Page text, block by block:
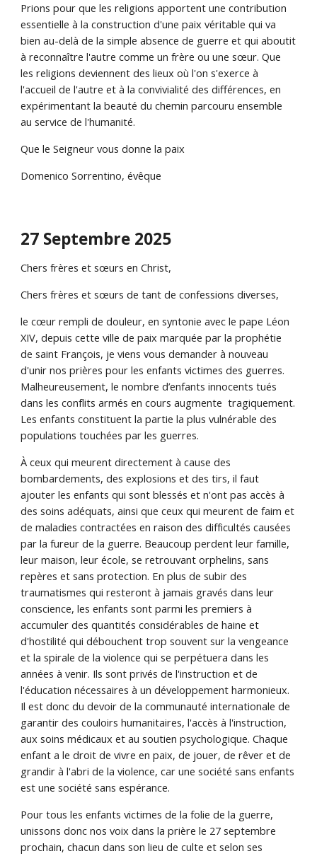
Prions pour que les religions apportent une contribution
essentielle à la construction d'une paix véritable qui va
bien au-delà de la simple absence de guerre et qui aboutit
à reconnaître l'autre comme un frère ou une sœur. Que
les religions deviennent des lieux où l'on s'exerce à
l'accueil de l'autre et à la convivialité des différences, en
expérimentant la beauté du chemin parcouru ensemble
au service de l'humanité.
Que le Seigneur vous donne la paix
Domenico Sorrentino, évêque
27 Septembre 2025
Chers frères et sœurs en Christ,
Chers frères et sœurs de tant de confessions diverses,
le cœur rempli de douleur, en syntonie avec le pape Léon
XIV, depuis cette ville de paix marquée par la prophétie
de saint François, je viens vous demander à nouveau
d'unir nos prières pour les enfants victimes des guerres.
Malheureusement, le nombre d’enfants innocents tués
dans les conflits armés en cours augmente tragiquement.
Les enfants constituent la partie la plus vulnérable des
populations touchées par les guerres.
À ceux qui meurent directement à cause des
bombardements, des explosions et des tirs, il faut
ajouter les enfants qui sont blessés et n'ont pas accès à
des soins adéquats, ainsi que ceux qui meurent de faim et
de maladies contractées en raison des difficultés causées
par la fureur de la guerre. Beaucoup perdent leur famille,
leur maison, leur école, se retrouvant orphelins, sans
repères et sans protection. En plus de subir des
traumatismes qui resteront à jamais gravés dans leur
conscience, les enfants sont parmi les premiers à
accumuler des quantités considérables de haine et
d'hostilité qui débouchent trop souvent sur la vengeance
et la spirale de la violence qui se perpétuera dans les
années à venir. Ils sont privés de l'instruction et de
l'éducation nécessaires à un développement harmonieux.
Il est donc du devoir de la communauté internationale de
garantir des couloirs humanitaires, l'accès à l'instruction,
aux soins médicaux et au soutien psychologique. Chaque
enfant a le droit de vivre en paix, de jouer, de rêver et de
grandir à l'abri de la violence, car une société sans enfants
est une société sans espérance.
Pour tous les enfants victimes de la folie de la guerre,
unissons donc nos voix dans la prière le 27 septembre
prochain, chacun dans son lieu de culte et selon ses